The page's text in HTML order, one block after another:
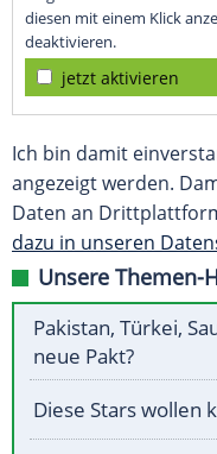
diesen mit einem Klick
deaktivieren.
jetzt aktivieren
Ich bin damit
angezeigt werden.
Daten an
dazu in unseren
Unsere Themen-
Pakistan, Türkei,
neue Pakt?
Diese Stars wollen